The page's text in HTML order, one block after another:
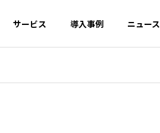
サービス 導入事例 ニュース